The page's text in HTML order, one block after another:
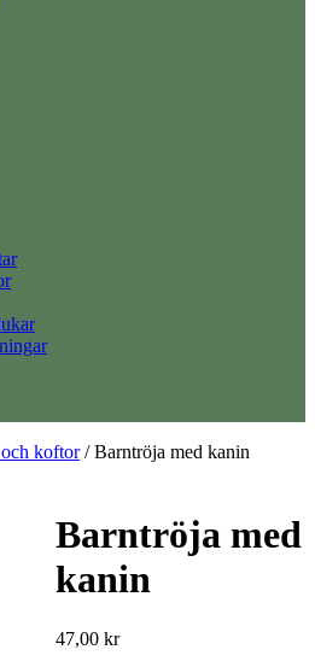
koftor/ Barntröja med kanin
Barntröja med
kanin
47,00 kr